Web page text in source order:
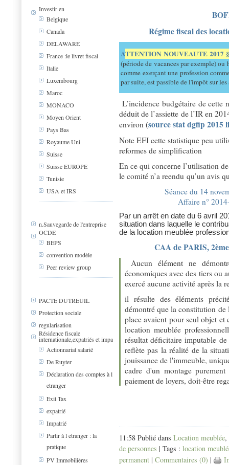
Investir en
Belgique
Canada
DELAWARE
France :le livret fiscal
Italie
Luxembourg
Maroc
MONACO
Moyen Orient
Pays Bas
Royaume Uni
Suisse
Suisse EUROPE
Tunisie
USA et IRS
n.Sauvegarde de l'entreprise
OCDE
BEPS
convention modèle
Peer review group
PACTE DUTREUIL
Protection sociale
regularisation
Résidence fiscale
internationale,expatriés et impa
Actionnariat salarié
De Ruyter
Déclaration des comptes à l
etranger
Exit Tax
expatrié
Impatrié
Partir à l etranger : la
pratique
PV Immobilières
Régime fiscal des
ATTENTION NOUVEAUTE 2017
(période de vacances par exemple)
comme exerçant une profession
par suite, est passible de l'impôt sur
L’incidence budgétaire de
déduit de l’assiette de l’IR en
environ (source stat dgfip 2015
Note EFI cette statistique peu
reformes de simplification
En ce qui concerne l’utilisation
le comité n’a reendu qu’un avis
Séance du 14
Affaire n°
Par un arrêt en date du 6 avril
situation dans laquelle le
de la location meublée
CAA de PARIS,
Aucun élément ne
économiques avec des tiers ou
exercé aucune activité après la
il résulte des éléments
démontré que la constitution
place avaient pour seul objet et
location meublée
résultat déficitaire imputable
reflète pas la réalité de la
jouissance de l'immeuble,
cadre d'un montage
paiement de loyers, doit-être
11:58 Publié dans Location meublée,
de personnes | Tags : location
permanent | Commentaires (0) |